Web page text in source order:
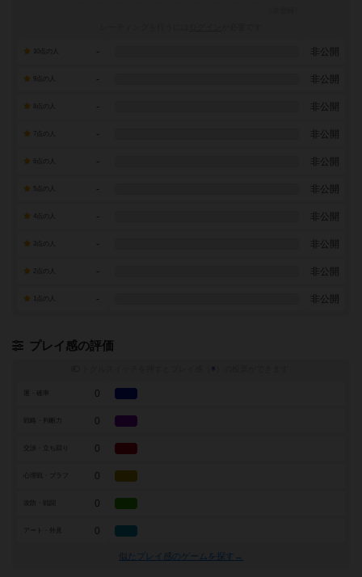
- 非公開
- 非公開
- 非公開
7点の人 - 非公開
- 非公開
- 非公開
- 非公開
- 非公開
- 非公開
- 非公開
プレイ感の評価
※
0
戦略・判断力 0
0
0
0
アート・外見 0
似たプレイ感のゲームを探す→